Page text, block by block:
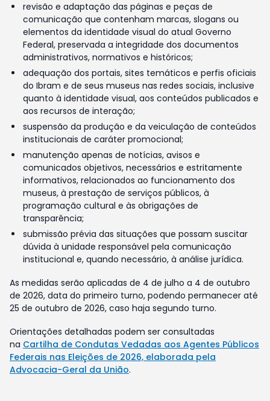
revisão e adaptação das páginas e peças de
comunicação que contenham marcas, slogans ou
elementos da identidade visual do atual Governo
Federal, preservada a integridade dos documentos
administrativos, normativos e históricos;
adequação dos portais, sites temáticos e perfis oficiais
do Ibram e de seus museus nas redes sociais, inclusive
quanto à identidade visual, aos conteúdos publicados e
aos recursos de interação;
suspensão da produção e da veiculação de conteúdos
institucionais de caráter promocional;
manutenção apenas de notícias, avisos e
comunicados objetivos, necessários e estritamente
informativos, relacionados ao funcionamento dos
museus, à prestação de serviços públicos, à
programação cultural e às obrigações de
transparência;
submissão prévia das situações que possam suscitar
dúvida à unidade responsável pela comunicação
institucional e, quando necessário, à análise jurídica.
As medidas serão aplicadas de 4 de julho a 4 de outubro
de 2026, data do primeiro turno, podendo permanecer até
25 de outubro de 2026, caso haja segundo turno.
Orientações detalhadas podem ser consultadas
na Cartilha de Condutas Vedadas aos Agentes Públicos
Federais nas Eleições de 2026, elaborada pela
Advocacia-Geral da União.